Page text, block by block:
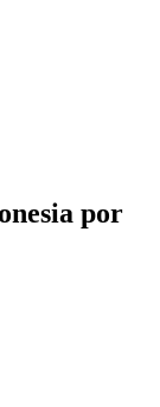
por